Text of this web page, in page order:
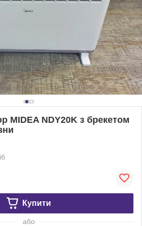
MIDEA NDY20K з брекетом
Купити
або